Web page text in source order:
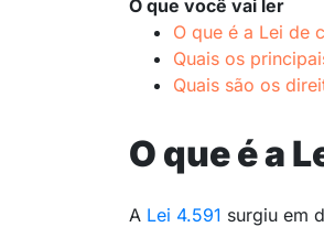
O que você vai ler
O que é a Lei de
Quais os
Quais são os
O que é a
A Lei 4.591 surgiu em